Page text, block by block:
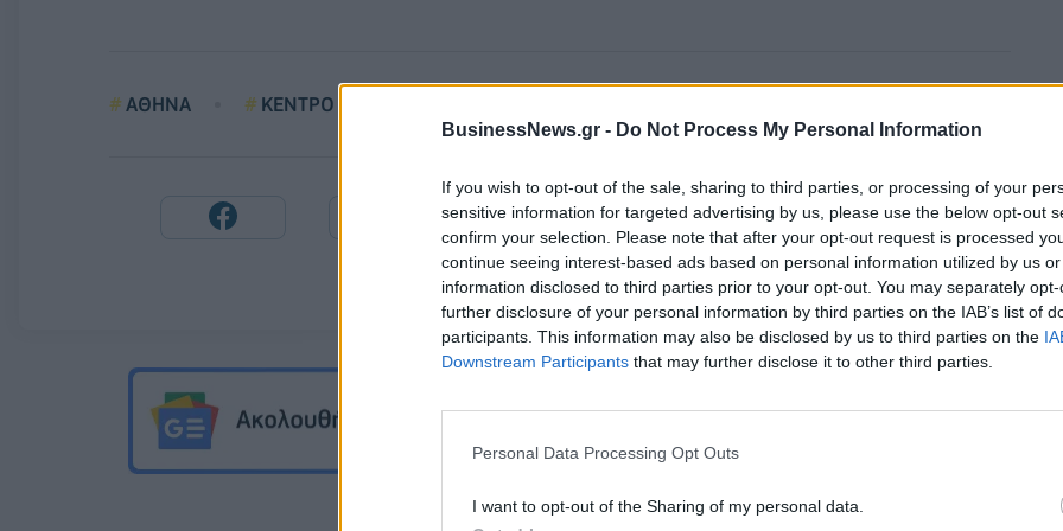
BusinessNews.gr - Do Not Process My Personal Information
If you wish to opt-out of the sale, sharing to third parties, or processing of your
sensitive information for targeted advertising by us, please use the below opt-out
confirm your selection. Please note that after your opt-out request is processed
continue seeing interest-based ads based on personal information utilized by us
information disclosed to third parties prior to your opt-out. You may separately
further disclosure of your personal information by third parties on the IAB’s list of
participants. This information may also be disclosed by us to third parties on the
Downstream Participants that may further disclose it to other third parties.
Personal Data Processing Opt Outs
I want to opt-out of the Sharing of my personal data.
ΑΘΗΝΑ ΚΕΝΤΡΟ